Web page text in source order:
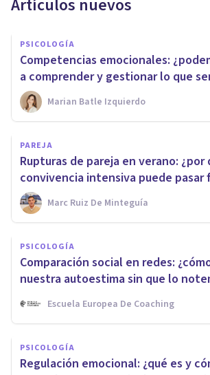
Artículos nuevos
PSICOLOGÍA
Competencias emocionales:
a comprender y gestionar lo que
Marian Batle Izquierdo
PAREJA
Rupturas de pareja en verano: ¿por
convivencia intensiva puede pasar
Marc Ruiz De Minteguía
PSICOLOGÍA
Comparación social en redes:
nuestra autoestima sin que lo
Escuela Europea De Coaching
PSICOLOGÍA
Regulación emocional: ¿qué es y